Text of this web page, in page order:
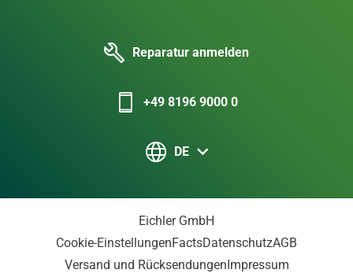
Reparatur anmelden
+49 8196 9000 0
DE
Eichler GmbH
Cookie-EinstellungenFactsDatenschutzAGB
Versand und RücksendungenImpressum